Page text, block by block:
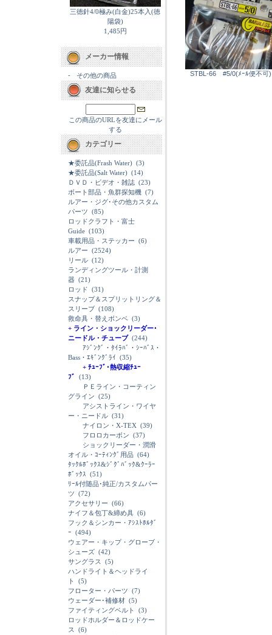
三徳針4/0極み(白金)25本入(徳
陽袋)
1,485円
メーカー情報
- その他の商品
友達に知らせる
この商品のURLを友達にメール
する
カテゴリー
★委託品(Frash Water) (3)
★委託品(Salt Water) (14)
ＤＶＤ・ビデオ・雑誌 (23)
ボート部品・魚群探知機 (7)
ルアー・ジグ･その他カスタム
パーツ (85)
ロッドクラフト・富士
Guide (103)
車載用品・ステッカー (6)
ルアー (2524)
リール (12)
ランディングツール・計測
器 (21)
ロッド (31)
スナップ＆スプリットリング＆
スリーブ (108)
救命具・替えボンベ (3)
+ ライン・ショックリーダー･
ニードル・チューブ(244)
ｱｼﾞﾝｸﾞ・ﾀｲﾗﾊﾞ・ｼｰﾊﾞｽ・
Bass・ｴｷﾞﾝｸﾞﾗｲ (35)
+ ﾁｭｰﾌﾞ･熱収縮ﾁｭｰ
ﾌﾞ
(13)
ＰＥライン・コーティン
グライン (25)
アシストライン・ワイヤ
ー・ニードル (31)
ナイロン・X-TEX (39)
フロロカーボン (37)
ショックリーダー・潤滑
オイル・ｺｰﾃｨﾝｸﾞ用品 (64)
ﾀｯｸﾙﾎﾞｯｸｽ&ｼﾞｸﾞﾊﾞｯｸ&ｸｰﾗｰ
ﾎﾞｯｸｽ (51)
ﾘｰﾙ付随品･純正/カスタムパー
ツ (72)
アクセサリー (66)
ナイフ＆包丁&締め具 (6)
フック＆シンカー・ｱｼｽﾄﾎﾙﾀﾞ
ｰ (494)
ウェアー・キップ・グローブ・
シューズ (42)
サングラス
(5)
ハンドライト＆ヘッドライ
ト
(5)
フローター・パーツ (7)
ウェーダー･補修材 (5)
ファイティングベルト
(3)
ロッドホルダー＆ロッドケー
ス
(6)
STBL-66 #5/0(ﾒｰﾙ便不可)